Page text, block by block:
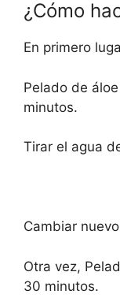
¿Cómo
En primero
Pelado de
minutos.
Tirar el agua
Cambiar
Otra vez,
30 minutos.